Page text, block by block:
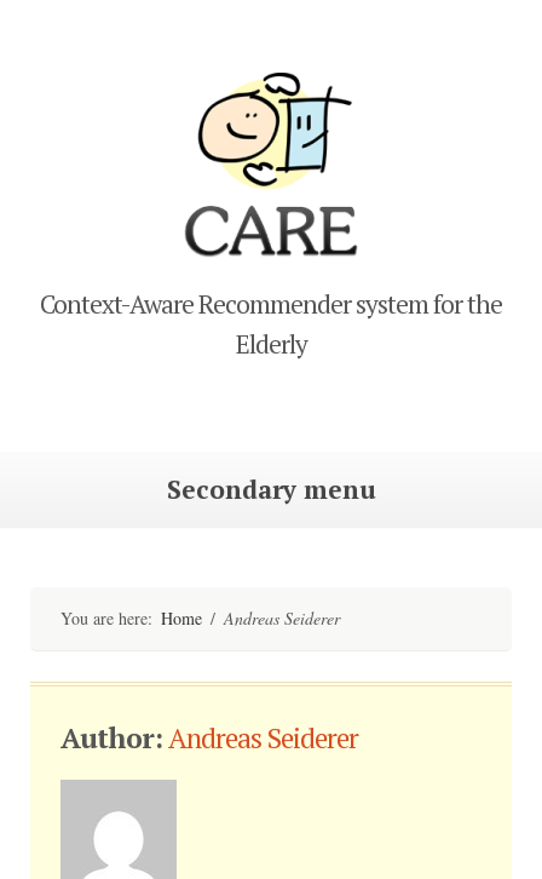
Context-Aware Recommender system for the
Elderly
Secondary menu
You are here: Home / Andreas Seiderer
Author:Andreas Seiderer